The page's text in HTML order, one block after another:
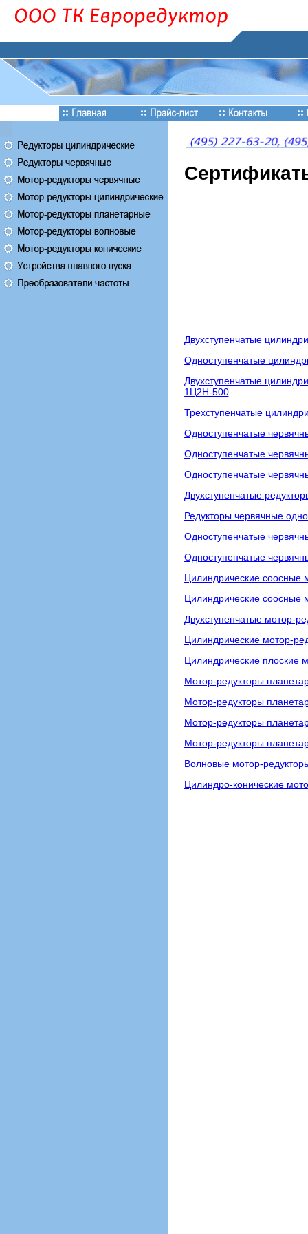
Двухступенчатые
Одноступенчатые
Двухступенчатые
1Ц2Н-500
Трехступенчатые
Одноступенчатые
Одноступенчатые
Одноступенчатые
Двухступенчатые
Редукторы червячные
Одноступенчатые
Одноступенчатые
Цилиндрические соосные
Цилиндрические соосные
Двухступенчатые
Цилиндрические мотор-
Цилиндрические плоские
Мотор-редукторы
Мотор-редукторы
Мотор-редукторы
Мотор-редукторы
Волновые мотор-
Цилиндро-конические